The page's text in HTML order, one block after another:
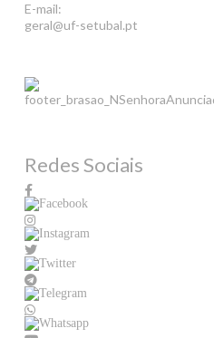
E-mail:
geral@uf-setubal.pt
Redes Sociais